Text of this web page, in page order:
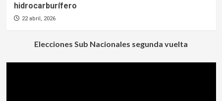
hidrocarburífero
22 abril, 2026
Elecciones Sub Nacionales segunda vuelta